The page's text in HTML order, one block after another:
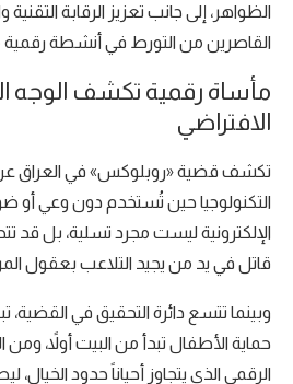
الظواهر، إلى جانب تعزيز الرقابة التقنية
القاصرين من التورط في أنشطة
مأساة رقمية تكشف الوجه
الافتراضي
تكشف قضية «روبلوكس» في العراق
التكنولوجيا حين تُستخدم دون وعي أو
الإلكترونية ليست مجرد تسلية، بل قد
قاتل في يد من يجيد التلاعب بعقول
وبينما تتسع دائرة التحقيق في القضية،
حماية الأطفال تبدأ من البيت أولاً، ومن
الرقمي الذي يتجاوز أحياناً حدود الخيال،